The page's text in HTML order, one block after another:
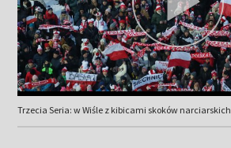
Trzecia Seria: w Wiśle z kibicami skoków narciarskich